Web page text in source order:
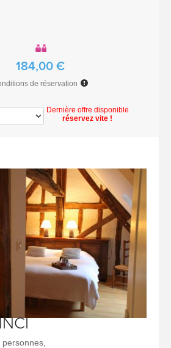
184,00 €
de réservation
Dernière offre disponible
réservez vite !